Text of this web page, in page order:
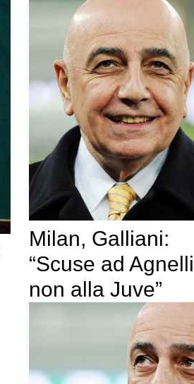
Milan, Galliani:
“Scuse ad
non alla Juve”